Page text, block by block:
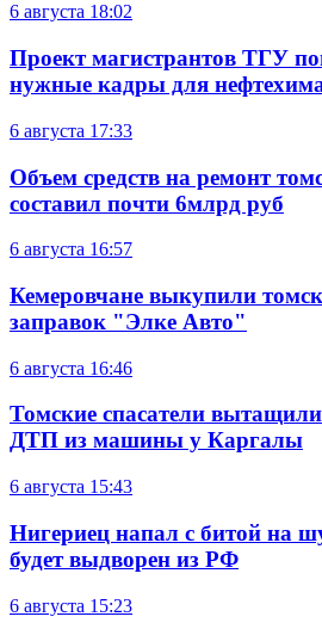
6 августа 18:02
Проект магистрантов ТГУ
нужные кадры для
6 августа 17:33
Объем средств на ремонт
составил почти 6млрд руб
6 августа 16:57
Кемеровчане выкупили
заправок "Элке Авто"
6 августа 16:46
Томские спасатели
ДТП из машины у Каргалы
6 августа 15:43
Нигериец напал с битой на
будет выдворен из РФ
6 августа 15:23